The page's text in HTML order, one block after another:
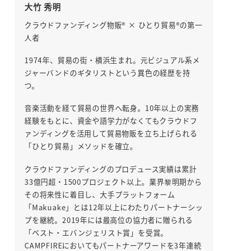
大竹 秀明
クラウドファンディング物販® × ひとり貿易®の第一
人者
1974年、貿易の街・横浜生まれ。元ビジュアル系メ
ジャーバンドのギタリストという異色の経歴を持
つ。
音楽活動を経て貿易の世界へ転身。10年以上の実務
経験をもとに、資金や語学力がなくてもクラウドフ
ァンディングを活用して貿易物販を立ち上げられる
「ひとり貿易」メソッドを確立。
クラウドファンディングのプロデュース実績は累計
33億円超・1500プロジェクト以上。業界黎明期から
その将来性に着目し、大手プラットフォーム
「Makuake」とは12年以上にわたりパートナーシッ
プを継続。2019年には最高位の協力者に贈られる
「ベスト・エバンジェリスト賞」を受賞。
CAMPFIREにおいてもパートナーアワードを3年連続